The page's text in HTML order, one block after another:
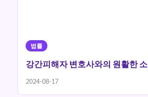
법률
강간피해자 변호사와의 원활한
2024-08-17